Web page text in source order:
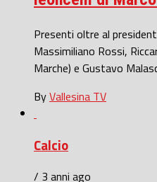
Presenti oltre al
Massimiliano Rossi,
Marche) e Gustavo
ByVallesina TV
Calcio
/ 3 anni ago